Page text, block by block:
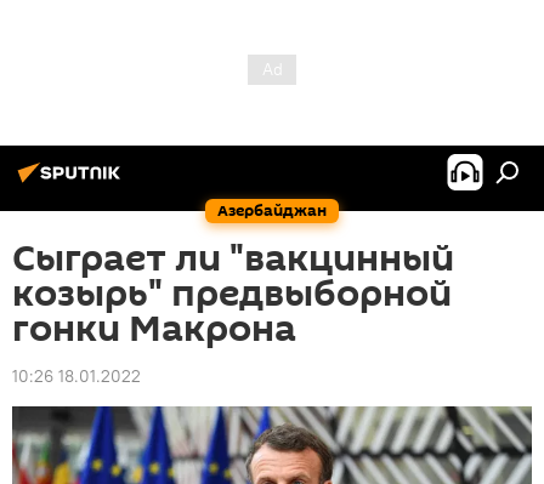
Азербайджан
Сыграет ли "вакцинный
козырь" предвыборной
гонки Макрона
10:26 18.01.2022